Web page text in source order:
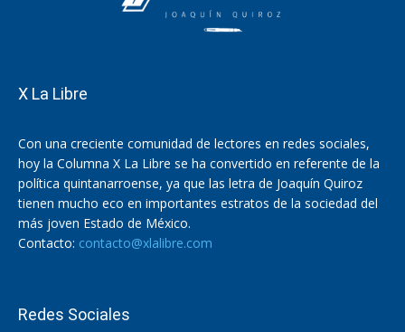
X La Libre
Con una creciente comunidad de lectores en redes sociales,
hoy la Columna X La Libre se ha convertido en referente de la
política quintanarroense, ya que las letra de Joaquín Quiroz
tienen mucho eco en importantes estratos de la sociedad del
más joven Estado de México.
Contacto: contacto@xlalibre.com
Redes Sociales